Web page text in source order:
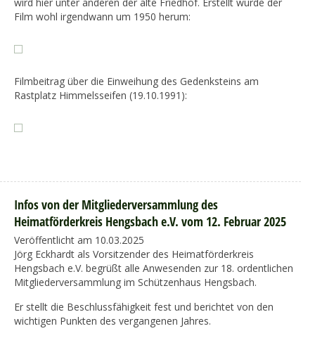
Film wohl irgendwann um 1950 herum:
Filmbeitrag über die Einweihung des Gedenksteins am
Rastplatz Himmelsseifen (19.10.1991):
Infos von der Mitgliederversammlung des
Heimatförderkreis Hengsbach e.V. vom 12. Februar 2025
Veröffentlicht am 10.03.2025
Jörg Eckhardt als Vorsitzender des Heimatförderkreis
Hengsbach e.V. begrüßt alle Anwesenden zur 18. ordentlichen
Mitgliederversammlung im Schützenhaus Hengsbach.
Er stellt die Beschlussfähigkeit fest und berichtet von den
wichtigen Punkten des vergangenen Jahres.